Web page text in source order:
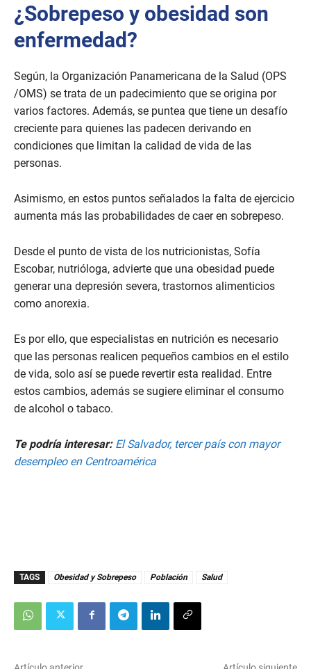
s
e
o
s
¿Sobrepeso y obesidad son
enfermedad?
Según, la Organización Panamericana de la Salud (OPS
/OMS) se trata de un padecimiento que se origina por
varios factores. Además, se puntea que tiene un desafío
creciente para quienes las padecen derivando en
condiciones que limitan la calidad de vida de las
personas.
Asimismo, en estos puntos señalados la falta de ejercicio
aumenta más las probabilidades de caer en sobrepeso.
Desde el punto de vista de los nutricionistas, Sofía
Escobar, nutrióloga, advierte que una obesidad puede
generar una depresión severa, trastornos alimenticios
como anorexia.
Es por ello, que especialistas en nutrición es necesario
que las personas realicen pequeños cambios en el estilo
de vida, solo así se puede revertir esta realidad. Entre
estos cambios, además se sugiere eliminar el consumo
de alcohol o tabaco.
Te podría interesar: El Salvador, tercer país con mayor
desempleo en Centroamérica
TAGS Obesidad y Sobrepeso Población Salud